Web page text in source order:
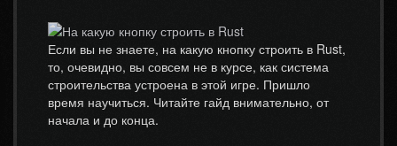
Если вы не знаете, на какую кнопку строить в Rust,
то, очевидно, вы совсем не в курсе, как система
строительства устроена в этой игре. Пришло
время научиться. Читайте гайд внимательно, от
начала и до конца.